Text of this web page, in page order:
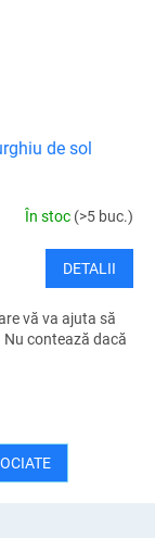
de sol
În stoc (>5 buc.)
DETALII
vă va ajuta să
contează dacă